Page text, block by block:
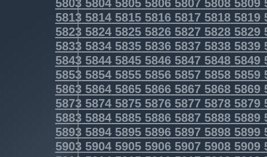
5813581458155816581758185819
5823582458255826582758285829
5833583458355836583758385839
5843584458455846584758485849
5853585458555856585758585859
5863586458655866586758685869
5873587458755876587758785879
5883588458855886588758885889
5893589458955896589758985899
5903590459055906590759085909